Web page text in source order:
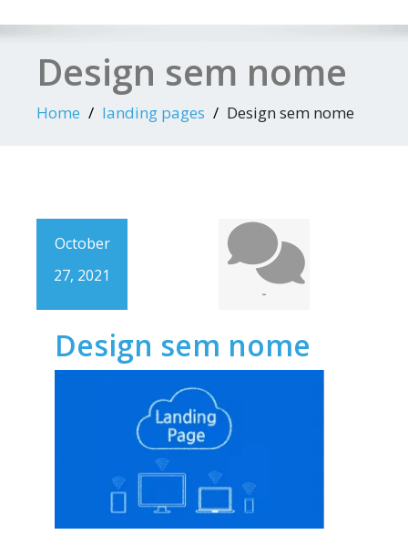
Design sem nome
Home landing pages Design sem nome
October
27, 2021
-
Design sem nome